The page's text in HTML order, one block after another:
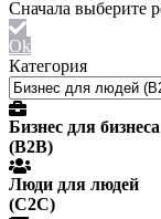
Ok
Категория
Бизнес для бизнеса
(B2B)
Люди для людей
(С2С)